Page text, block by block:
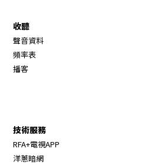
收聽
聲音資料
頻率表
播客
技術服務
RFA+電視APP
洋蔥暗網